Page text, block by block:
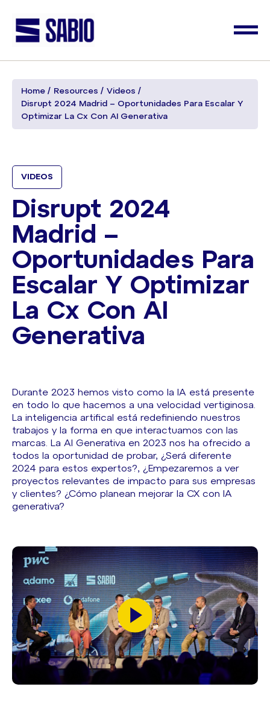
Home Resources
Videos
Disrupt 2024 Madrid – Oportunidades Para Escalar Y
Optimizar La Cx Con AI Generativa
VIDEOS
Disrupt 2024
Madrid –
Oportunidades Para
Escalar Y Optimizar
La Cx Con AI
Generativa
Durante 2023 hemos visto como la IA está presente
en todo lo que hacemos a una velocidad vertiginosa.
La inteligencia artifical está redefiniendo nuestros
trabajos y la forma en que interactuamos con las
marcas. La AI Generativa en 2023 nos ha ofrecido a
todos la oportunidad de probar, ¿Será diferente
2024 para estos expertos?, ¿Empezaremos a ver
proyectos relevantes de impacto para sus empresas
y clientes? ¿Cómo planean mejorar la CX con IA
generativa?